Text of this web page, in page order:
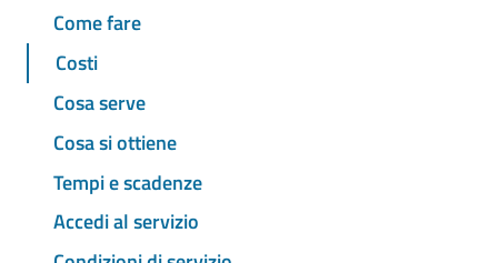
Come fare
Costi
Cosa serve
Cosa si ottiene
Tempi e scadenze
Accedi al servizio